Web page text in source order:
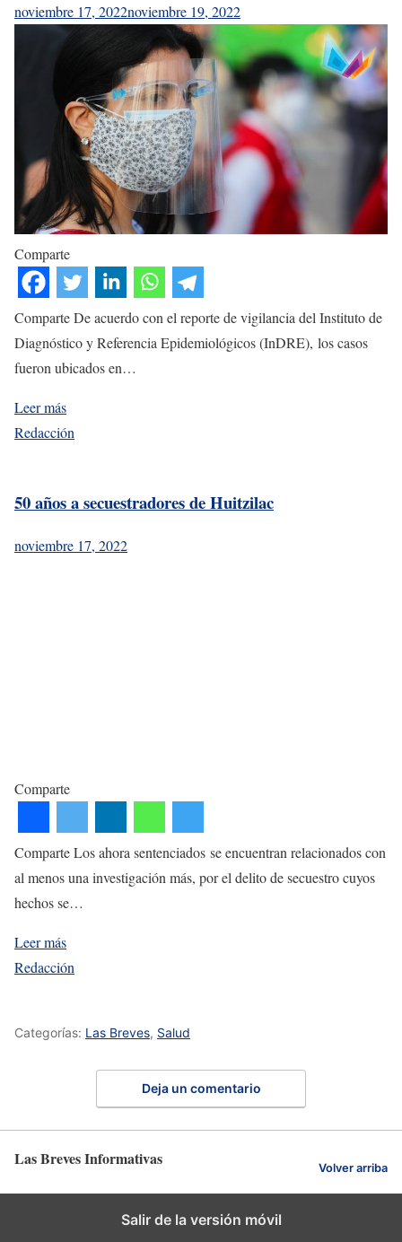
noviembre 17, 2022noviembre 19, 2022
Comparte
Comparte De acuerdo con el reporte de vigilancia del Instituto de
Diagnóstico y Referencia Epidemiológicos (InDRE), los casos
fueron ubicados en…
Leer más
Redacción
50 años a secuestradores de Huitzilac
noviembre 17, 2022
Comparte
Comparte Los ahora sentenciados se encuentran relacionados con
al menos una investigación más, por el delito de secuestro cuyos
hechos se…
Leer más
Redacción
Categorías: Las Breves, Salud
Deja un comentario
Las Breves Informativas Volver arriba
Salir de la versión móvil